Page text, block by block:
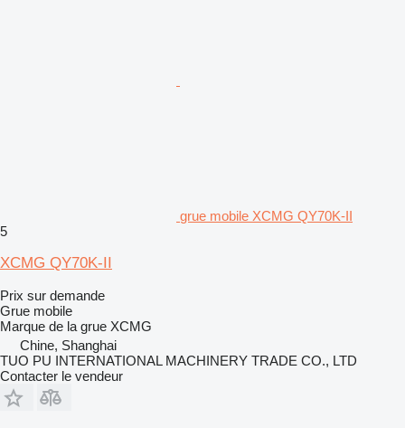
grue mobile XCMG QY70K-II
5
XCMG QY70K-II
Prix sur demande
Grue mobile
Marque de la grue XCMG
Chine, Shanghai
TUO PU INTERNATIONAL MACHINERY TRADE CO., LTD
Contacter le vendeur